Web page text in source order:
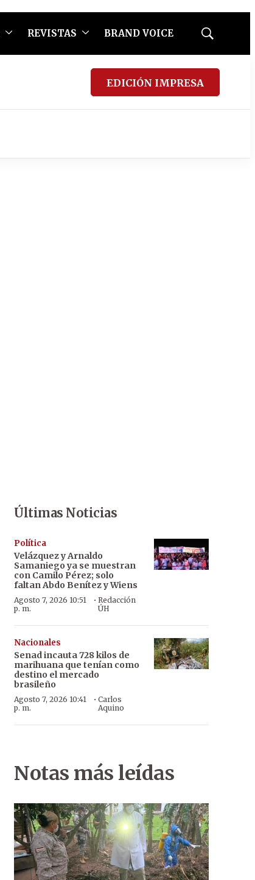
REVISTAS BRAND VOICE
Mostrar
EDICIÓN IMPRESA
Últimas Noticias
Política
Velázquez y Arnaldo
Samaniego ya se muestran
con Camilo Pérez; solo
faltan Abdo Benítez y Wiens
Agosto 7, 2026 10:51
p. m.
·Redacción
ÚH
Nacionales
Senad incauta 728 kilos de
marihuana que tenían como
destino el mercado
brasileño
Agosto 7, 2026 10:41
p. m.
· Carlos
Aquino
Notas más leídas